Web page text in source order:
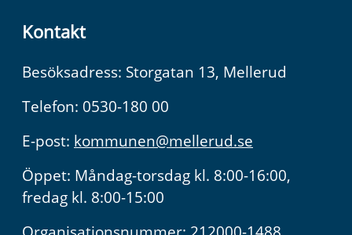
Kontakt
Besöksadress: Storgatan 13, Mellerud
Telefon: 0530-180 00
E-post: kommunen@mellerud.se
Öppet: Måndag-torsdag kl. 8:00-16:00,
fredag kl. 8:00-15:00